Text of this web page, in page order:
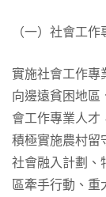
（一）社會工
實施社會工作專
向邊遠貧困地區
會工作專業人才
積極實施農村留
社會融入計劃、
區牽手行動、